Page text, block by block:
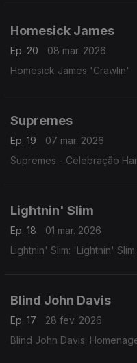
Homesick James
Ep. 20
08 mar. 2026
Homesick James 'Crawlin'
Supremes
Ep. 19
07 mar. 2026
Supremes - Celebração
Lightnin' Slim
Ep. 18
01 mar. 2026
Lightnin' Slim: 'Lightnin'
Blind John Davis
Ep. 17
28 fev. 2026
Blind John Davis: